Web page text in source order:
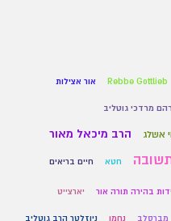
Rebbe Gottlieb אור אצילות
מרדכי גוטליב
אשלג הרב מיכאל מאור
חטא חיים בריאים
בהירה תורה אור יארצייט
מברסלב נחמן ניוזלטר הרב גוטליב